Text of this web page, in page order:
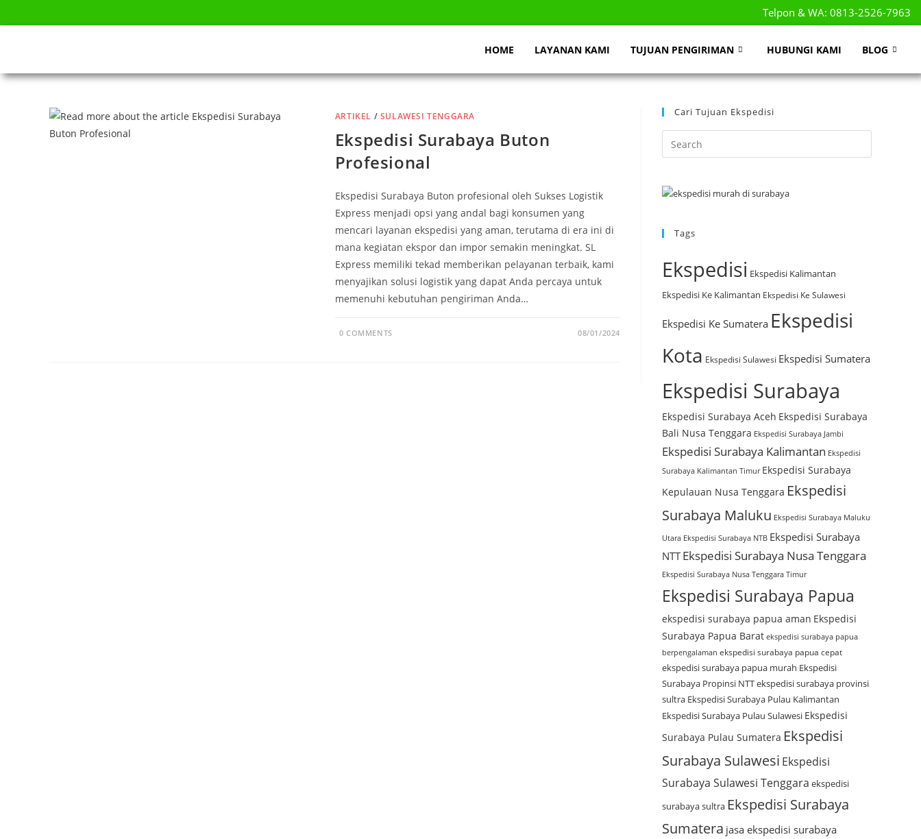
Telpon & WA: 0813-2526-7963
HOME LAYANAN KAMI TUJUAN PENGIRIMAN HUBUNGI KAMI BLOG
ARTIKEL / SULAWESI TENGGARA
Ekspedisi Surabaya Buton
Profesional
Ekspedisi Surabaya Buton profesional oleh Sukses Logistik
Express menjadi opsi yang andal bagi konsumen yang
mencari layanan ekspedisi yang aman, terutama di era ini di
mana kegiatan ekspor dan impor semakin meningkat. SL
Express memiliki tekad memberikan pelayanan terbaik, kami
menyajikan solusi logistik yang dapat Anda percaya untuk
memenuhi kebutuhan pengiriman Anda…
0 COMMENTS 08/01/2024
Cari Tujuan Ekspedisi
Tags
Ekspedisi Ekspedisi Kalimantan
Ekspedisi Ke Kalimantan Ekspedisi Ke Sulawesi
Ekspedisi Ke Sumatera Ekspedisi
Kota Ekspedisi Sulawesi Ekspedisi Sumatera
Ekspedisi Surabaya
Ekspedisi Surabaya Aceh Ekspedisi Surabaya
Bali Nusa Tenggara Ekspedisi Surabaya Jambi
Ekspedisi Surabaya Kalimantan Ekspedisi
Surabaya Kalimantan Timur Ekspedisi Surabaya
Kepulauan Nusa Tenggara Ekspedisi
Surabaya Maluku Ekspedisi Surabaya Maluku
Utara Ekspedisi Surabaya NTB Ekspedisi Surabaya
NTT Ekspedisi Surabaya Nusa Tenggara
Ekspedisi Surabaya Nusa Tenggara Timur
Ekspedisi Surabaya Papua
ekspedisi surabaya papua aman Ekspedisi
Surabaya Papua Barat ekspedisi surabaya papua
berpengalaman ekspedisi surabaya papua cepat
ekspedisi surabaya papua murah Ekspedisi
Surabaya Propinsi NTTekspedisi surabaya provinsi
sultra Ekspedisi Surabaya Pulau Kalimantan
Ekspedisi Surabaya Pulau Sulawesi Ekspedisi
Surabaya Pulau Sumatera Ekspedisi
Surabaya Sulawesi Ekspedisi
Surabaya Sulawesi Tenggara ekspedisi
surabaya sultra Ekspedisi Surabaya
Sumatera jasa ekspedisi surabaya